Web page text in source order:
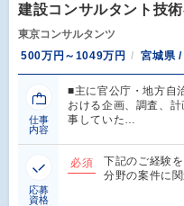
建設コンサルタント技術
東京コンサルタンツ
500万円～1049万円
宮城県
仕事
内容
■主に官公庁・地方自
おける企画、調査、
事していた…
応募
資格
必須
下記のご経験
分野の案件に